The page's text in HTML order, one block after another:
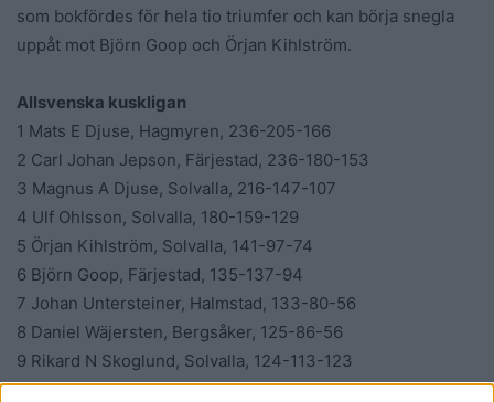
som bokfördes för hela tio triumfer och kan börja snegla
uppåt mot Björn Goop och Örjan Kihlström.
Allsvenska kuskligan
1 Mats E Djuse, Hagmyren, 236-205-166
2 Carl Johan Jepson, Färjestad, 236-180-153
3 Magnus A Djuse, Solvalla, 216-147-107
4 Ulf Ohlsson, Solvalla, 180-159-129
5 Örjan Kihlström, Solvalla, 141-97-74
6 Björn Goop, Färjestad, 135-137-94
7 Johan Untersteiner, Halmstad, 133-80-56
8 Daniel Wäjersten, Bergsåker, 125-86-56
9 Rikard N Skoglund, Solvalla, 124-113-123
10 Jorma Kontio, Solvalla, 87-70-66